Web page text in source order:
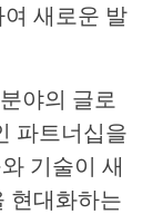
새로운 발
야의 글로
파트너십을
기술이 새
현대화하는